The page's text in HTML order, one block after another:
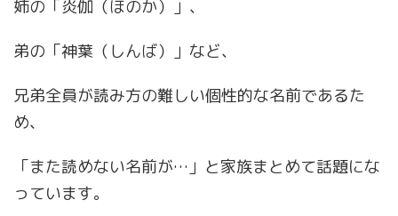
姉の「炎伽（ほのか）」、
弟の「神葉（しんば）」など、
兄弟全員が読み方の難しい個性的な名前であるた
め、
「また読めない名前が…」と家族まとめて話題にな
っています。